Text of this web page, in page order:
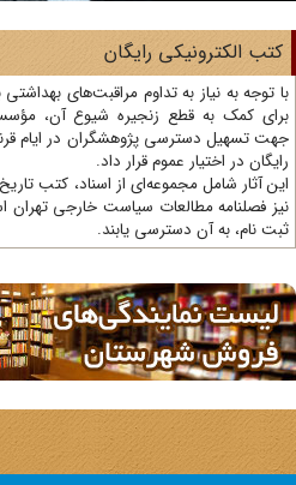
الکترونیکی رایگان
کمک به قطع زنجیره شیوع آن،
تسهیل دسترسی پژوهشگران در ایام
در اختیار عموم قرار داد.
آثار شامل مجموعه‌ای از اسناد، کتب تاریخ
فصلنامه مطالعات سیاست خارجی تهران
نام، به آن دسترسی یابند.